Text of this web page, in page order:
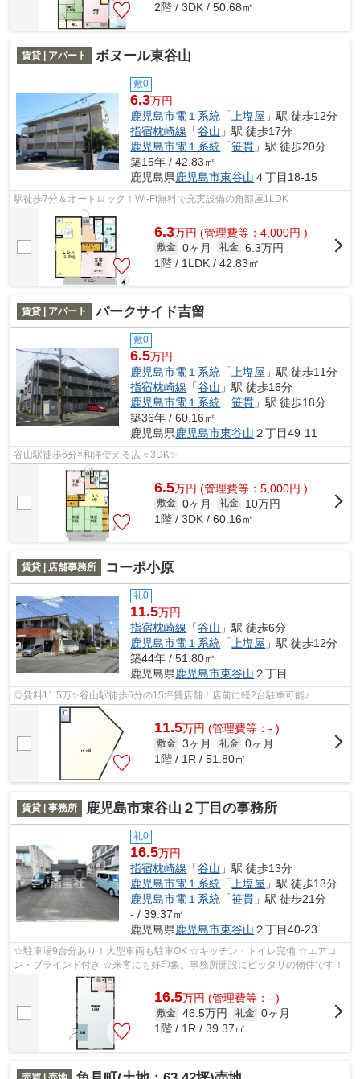
2階 / 3DK / 50.68㎡
賃貸 | アパート ボヌール東谷山
敷0
6.3万円
鹿児島市電１系統 「上塩屋 」駅 徒歩12分
指宿枕崎線 「谷山 」駅 徒歩17分
鹿児島市電１系統 「笹貫 」駅 徒歩20分
築15年 / 42.83㎡
鹿児島県鹿児島市東谷山 ４丁目18-15
駅徒歩7分＆オートロック！Wi-Fi無料で充実設備の角部屋1LDK
6.3万円 (管理費等：4,000円 )
敷金 0ヶ月 礼金 6.3万円
1階 / 1LDK / 42.83㎡
賃貸 | アパート パークサイド吉留
敷0
6.5万円
鹿児島市電１系統 「 上塩屋 」駅 徒歩11分
指宿枕崎線 「谷山 」駅 徒歩16分
鹿児島市電１系統 「笹貫 」駅 徒歩18分
築36年 / 60.16㎡
鹿児島県鹿児島市東谷山 ２丁目49-11
谷山駅徒歩6分×和洋使える広々3DK✨
6.5万円 (管理費等：5,000円 )
敷金 0ヶ月 礼金
10万円
1階 / 3DK / 60.16㎡
賃貸 | 店舗事務所 コーポ小原
礼0
11.5万円
指宿枕崎線 「谷山 」駅 徒歩6分
鹿児島市電１系統 「 上塩屋 」駅 徒歩12分
築44年 / 51.80㎡
鹿児島県鹿児島市東谷山 ２丁目
◎賃料11.5万✨谷山駅徒歩6分の15坪貸店舗！店前に軽2台駐車可能♪
11.5万円 (管理費等：- )
敷金 3ヶ月 礼金 0ヶ月
1階 / 1R / 51.80㎡
賃貸 | 事務所 鹿児島市東谷山２丁目の事務所
礼0
16.5万円
指宿枕崎線 「谷山 」駅 徒歩13分
鹿児島市電１系統 「 上塩屋 」駅 徒歩13分
鹿児島市電１系統 「笹貫 」駅 徒歩21分
- / 39.37㎡
鹿児島県鹿児島市東谷山 ２丁目40-23
☆駐車場9台分あり！大型車両も駐車OK ☆キッチン・トイレ完備 ☆エアコ
ン・ブラインド付き ☆来客にも好印象。事務所開設にピッタリの物件です！
16.5万円 (管理費等：- )
敷金 46.5万円 礼金 0ヶ月
1階 / 1R / 39.37㎡